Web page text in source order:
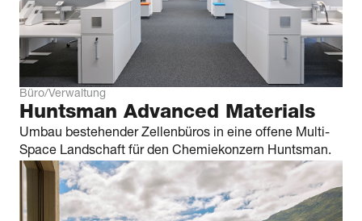
Büro/Verwaltung
Huntsman Advanced Materials
Umbau bestehender Zellenbüros in eine offene Multi-
Space Landschaft für den Chemiekonzern Huntsman.